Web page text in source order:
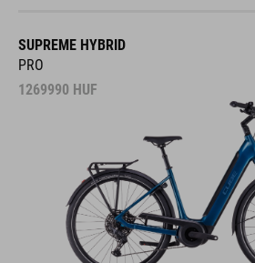
SUPREME HYBRID
PRO
1269990 HUF